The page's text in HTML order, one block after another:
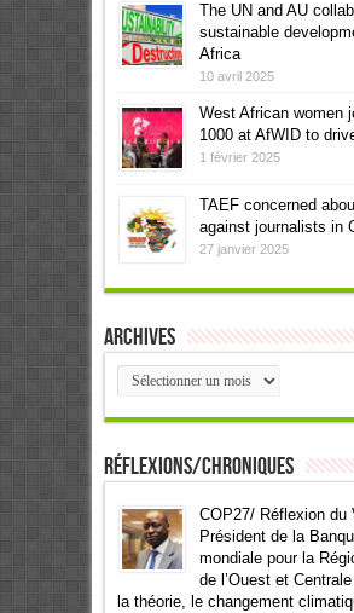
The UN and AU
sustainable
Africa
10 avril 2025
West African women
1000 at AfWID to
1 février 2025
TAEF concerned
against journalists in
27 janvier 2025
Archives
Archives
Réflexions/Chroniques
COP27/ Réflexion du
Président de la
mondiale pour la
de l’Ouest et
la théorie, le changement